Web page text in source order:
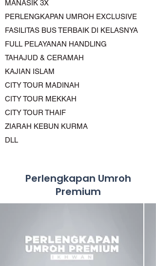
MANASIK 3X
PERLENGKAPAN UMROH EXCLUSIVE
FASILITAS BUS TERBAIK DI KELASNYA
FULL PELAYANAN HANDLING
TAHAJUD & CERAMAH
KAJIAN ISLAM
CITY TOUR MADINAH
CITY TOUR MEKKAH
CITY TOUR THAIF
ZIARAH KEBUN KURMA
DLL
Perlengkapan Umroh
Premium